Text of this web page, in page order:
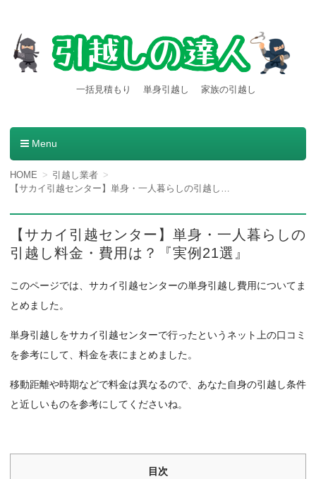
【引越しの達人】東京都内発
引越し料金一括見積もりサービスを利用すると引越し料金
一括見積もり 単身引越し 家族の引越し
Menu
コンテンツへ移動
HOME
引越し業者
【サカイ引越センター】単身・一人暮らしの引越し料金・費用は？『実例21選』
【サカイ引越センター】単身・一人暮らしの
引越し料金・費用は？『実例21選』
このページでは、サカイ引越センターの単身引越し費用についてま
とめました。
単身引越しをサカイ引越センターで行ったというネット上の口コミ
を参考にして、料金を表にまとめました。
移動距離や時期などで料金は異なるので、あなた自身の引越し条件
と近しいものを参考にしてくださいね。
目次